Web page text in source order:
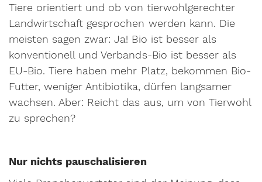
Tiere orientiert und ob von tierwohlgerechter
Landwirtschaft gesprochen werden kann. Die
meisten sagen zwar: Ja! Bio ist besser als
konventionell und Verbands-Bio ist besser als
EU-Bio. Tiere haben mehr Platz, bekommen Bio-
Futter, weniger Antibiotika, dürfen langsamer
wachsen. Aber: Reicht das aus, um von Tierwohl
zu sprechen?
Nur nichts pauschalisieren